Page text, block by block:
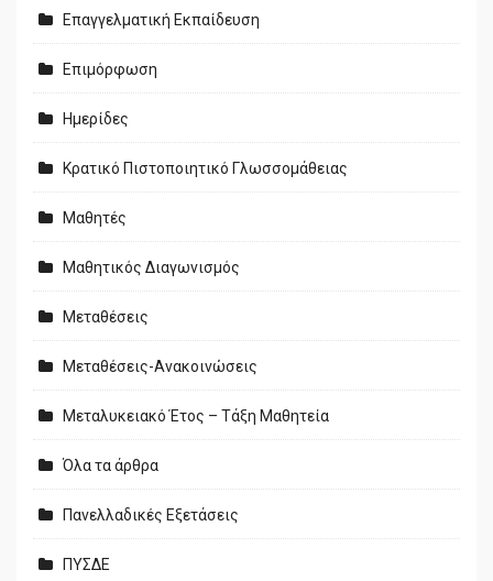
Επαγγελματική Εκπαίδευση
Επιμόρφωση
Ημερίδες
Κρατικό Πιστοποιητικό Γλωσσομάθειας
Μαθητές
Μαθητικός Διαγωνισμός
Μεταθέσεις
Μεταθέσεις-Ανακοινώσεις
Μεταλυκειακό Έτος – Τάξη Μαθητεία
Όλα τα άρθρα
Πανελλαδικές Εξετάσεις
ΠΥΣΔΕ